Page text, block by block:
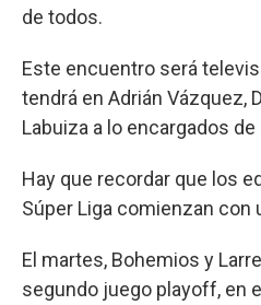
de todos.
Este encuentro será
tendrá en Adrián Vázquez,
Labuiza a lo encargados
Hay que recordar que los
Súper Liga comienzan con
El martes, Bohemios y
segundo juego playoff, en